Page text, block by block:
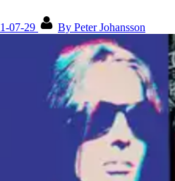
07-29 By Peter Johansson